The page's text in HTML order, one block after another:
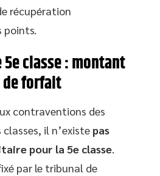
récupération
points.
5e classe : montant
de forfait
contraventions des
il n’existe pas
pour la 5e classe.
par le tribunal de